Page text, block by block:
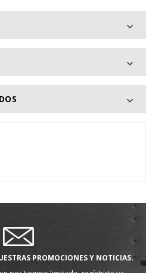



PROMOCIONES Y NOTICIAS.